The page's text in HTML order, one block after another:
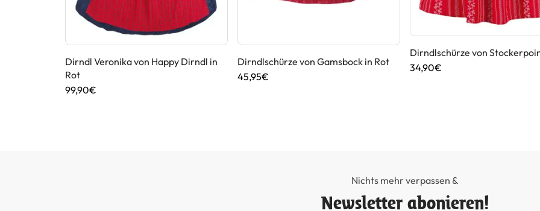
Dirndl Veronika von Happy Dirndl in
Rot
99,90€
Dirndlschürze von Gamsbock in Rot
45,95€
Dirndlschürze von
34,90€
Nichts mehr verpassen &
Newsletter abonieren!